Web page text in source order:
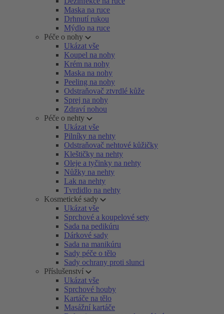
Maska na ruce
Drhnutí rukou
Mýdlo na ruce
Péče o nohy
Ukázat vše
Koupel na nohy
Krém na nohy
Maska na nohy
Peeling na nohy
Odstraňovač ztvrdlé kůže
Sprej na nohy
Zdraví nohou
Péče o nehty
Ukázat vše
Pilníky na nehty
Odstraňovač nehtové kůžičky
Kleštičky na nehty
Oleje a tyčinky na nehty
Nůžky na nehty
Lak na nehty
Tvrdidlo na nehty
Kosmetické sady
Ukázat vše
Sprchové a koupelové sety
Sada na pedikúru
Dárkové sady
Sada na manikúru
Sady péče o tělo
Sady ochrany proti slunci
Příslušenství
Ukázat vše
Sprchové houby
Kartáče na tělo
Masážní kartáče